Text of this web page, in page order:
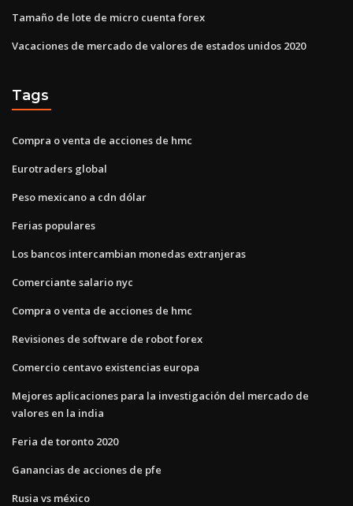
Tamaño de lote de micro cuenta forex
Vacaciones de mercado de valores de estados unidos 2020
Tags
Compra o venta de acciones de hmc
Eurotraders global
Peso mexicano a cdn dólar
Ferias populares
Los bancos intercambian monedas extranjeras
Comerciante salario nyc
Compra o venta de acciones de hmc
Revisiones de software de robot forex
Comercio centavo existencias europa
Mejores aplicaciones para la investigación del mercado de
valores en la india
Feria de toronto 2020
Ganancias de acciones de pfe
Rusia vs méxico